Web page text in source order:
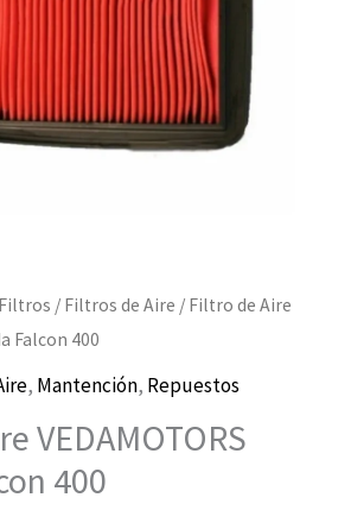
Filtros / Filtros de Aire / Filtro de Aire
Falcon 400
, Mantención, Repuestos
VEDAMOTORS
400